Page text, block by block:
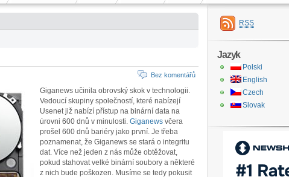
Bez komentářů
Giganews učinila obrovský skok v technologii.
Vedoucí skupiny společností, které nabízejí
Usenet již nabízí přístup na binární data na
úrovni 600 dnů v minulosti. Giganews včera
prošel 600 dnů bariéry jako první. Je třeba
poznamenat, že Giganews se stará o integritu
dat. Více než jeden z nás může obtěžovat,
pokud stahovat velké binární soubory a některé
z nich bude poškozen. Musíme se tedy pokusit
RSS
Jazyk
Polski
English
Czech
Slovak